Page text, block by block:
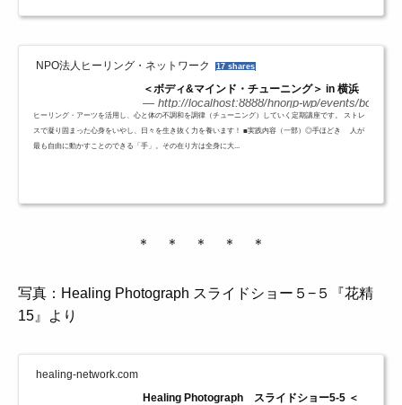
NPO法人ヒーリング・ネットワーク 17 shares
＜ボディ&マインド・チューニング＞ in 横浜
http://localhost:8888/hnorjp-wp/events/
ヒーリング・アーツを活用し、心と体の不調和を調律（チューニング）していく定期講座です。 ストレ
スで凝り固まった心身をいやし、日々を生き抜く力を養います！ ■実践内容（一部）◎手ほどき 人が
最も自由に動かすことのできる「手」。その在り方は全身に大...
＊ ＊ ＊ ＊ ＊
写真：Healing Photograph スライドショー５−５『花精
15』より
healing-network.com
Healing Photograph スライドショー5-5 ＜